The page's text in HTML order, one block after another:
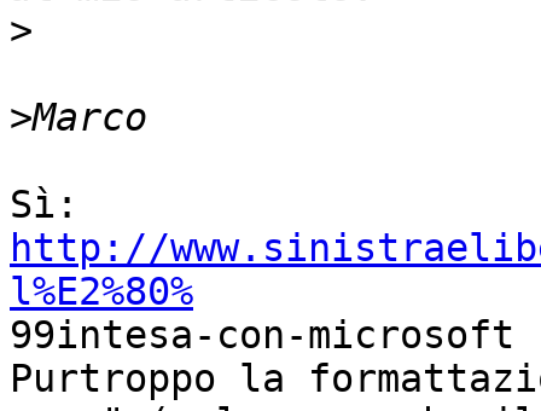
>
>
http://
l%E2%80%
99intesa-con-microsoft
Purtroppo la